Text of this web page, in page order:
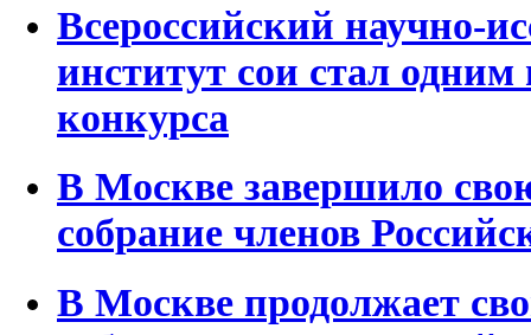
Всероссийский научно-
институт сои стал одним
конкурса
В Москве завершило
собрание членов
В Москве продолжает